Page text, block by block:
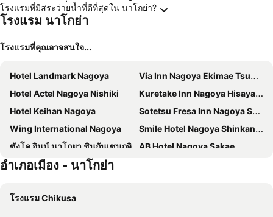
โรงแรมที่มีสระว่ายน้ำที่ดีที่สุดใน นาโกย่า?
โรงแรม นาโกย่า
โรงแรมที่คุณอาจสนใจ...
Hotel Landmark Nagoya
Via Inn Nagoya Ekimae Tsubakicho
Hotel Actel Nagoya Nishiki
Kuretake Inn Nagoya Hisayaodori
Hotel Keihan Nagoya
Sotetsu Fresa Inn Nagoya Sakuradoriguchi
Wing International Nagoya
Smile Hotel Nagoya Shinkansenguchi
ซังโค อินน์ นาโกยา ชินกันเซนกุจิ
AB Hotel Nagoya Sakae
Dormy Inn Premium Nagoya Sakae
Nagoya Garland Hotel
อำเภอเมือง - นาโกย่า
โรงแรม Chikusa